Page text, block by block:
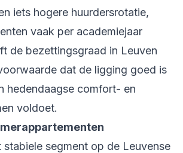
iets hogere huurdersrotatie,
vaak per academiejaar
de bezettingsgraad in Leuven
dat de ligging goed is
hedendaagse comfort- en
voldoet.
stabiele segment op de Leuvense